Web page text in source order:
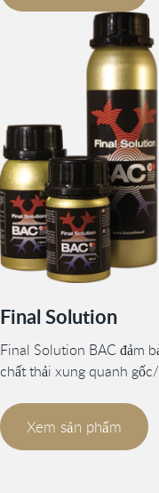
Final Solution
Final Solution BAC đảm
chất thải xung quanh
Xem sản phẩm